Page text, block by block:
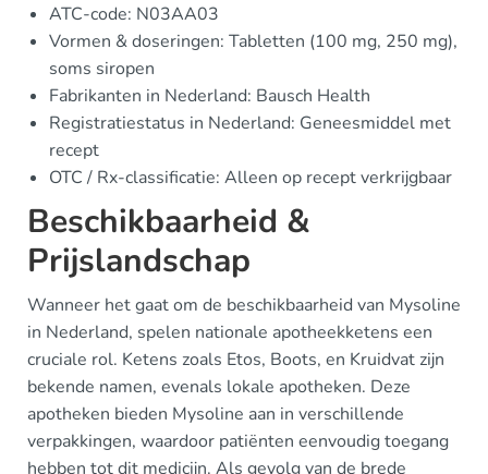
ATC-code: N03AA03
Vormen & doseringen: Tabletten (100 mg, 250 mg),
soms siropen
Fabrikanten in Nederland: Bausch Health
Registratiestatus in Nederland: Geneesmiddel met
recept
OTC / Rx-classificatie: Alleen op recept verkrijgbaar
Beschikbaarheid &
Prijslandschap
Wanneer het gaat om de beschikbaarheid van Mysoline
in Nederland, spelen nationale apotheekketens een
cruciale rol. Ketens zoals Etos, Boots, en Kruidvat zijn
bekende namen, evenals lokale apotheken. Deze
apotheken bieden Mysoline aan in verschillende
verpakkingen, waardoor patiënten eenvoudig toegang
hebben tot dit medicijn. Als gevolg van de brede